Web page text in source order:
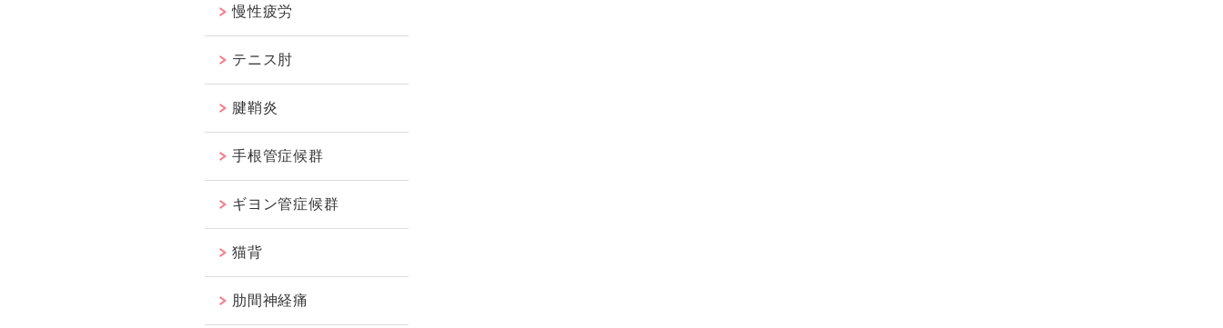
慢性疲労
テニス肘
腱鞘炎
手根管症候群
ギヨン管症候群
猫背
肋間神経痛